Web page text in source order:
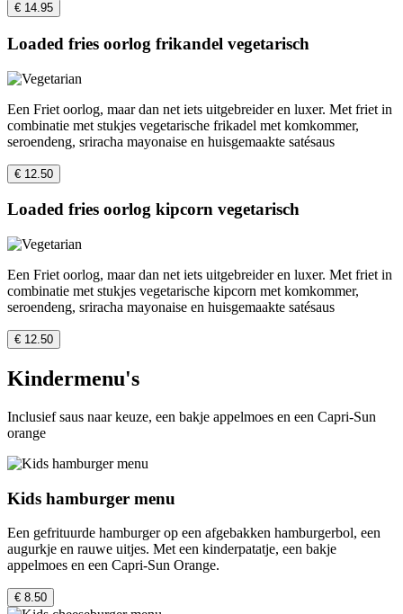
€ 14.95
Loaded fries oorlog frikandel vegetarisch
Een Friet oorlog, maar dan net iets uitgebreider en luxer. Met friet in
combinatie met stukjes vegetarische frikadel met komkommer,
seroendeng, sriracha mayonaise en huisgemaakte satésaus
€ 12.50
Loaded fries oorlog kipcorn vegetarisch
Een Friet oorlog, maar dan net iets uitgebreider en luxer. Met friet in
combinatie met stukjes vegetarische kipcorn met komkommer,
seroendeng, sriracha mayonaise en huisgemaakte satésaus
€ 12.50
Kindermenu's
Inclusief saus naar keuze, een bakje appelmoes en een Capri-Sun
orange
Kids hamburger menu
Een gefrituurde hamburger op een afgebakken hamburgerbol, een
augurkje en rauwe uitjes. Met een kinderpatatje, een bakje
appelmoes en een Capri-Sun Orange.
€ 8.50